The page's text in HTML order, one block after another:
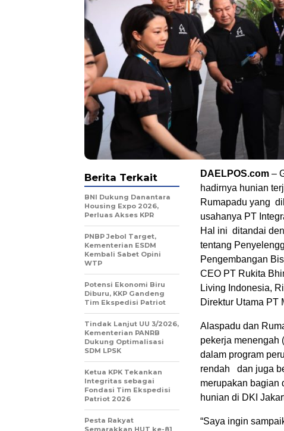
DAELPOS.com –
hadirnya hunian
Rumapadu yang
usahanya PT
Hal ini ditandai
tentang
Pengembangan
CEO PT Rukita
Living Indonesia,
Direktur Utama PT
Alaspadu dan
pekerja menengah
dalam program
rendah dan juga
merupakan bagian
hunian di DKI
“Saya ingin
Berita Terkait
BNI Dukung Danantara
Housing Expo 2026,
Perluas Akses KPR
PNBP Jebol Target,
Kementerian ESDM
Kembali Sabet Opini
WTP
Potensi Ekonomi Biru
Diburu, KKP Gandeng
Tim Ekspedisi Patriot
Tindak Lanjut UU 3/2026,
Kementerian PANRB
Dukung Optimalisasi
SDM LPSK
Ketua KPK Tekankan
Integritas sebagai
Fondasi Tim Ekspedisi
Patriot 2026
Pesta Rakyat